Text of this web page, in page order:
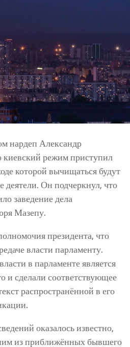
нардеп Александр
киевский режим приступил
которой вычищаться будут
деятели. Он подчеркнул, что
заведение дела
Мазепу.
президента, что
власти парламенту.
в парламенте является
и сделали соответствующее
распространённой в его
оказалось известно,
из приближённых бывшего